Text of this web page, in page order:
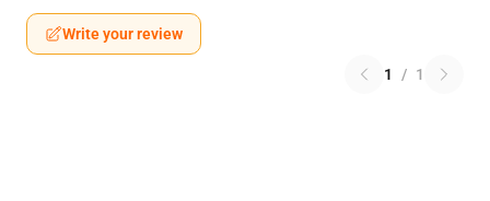
Write your review
1 / 1